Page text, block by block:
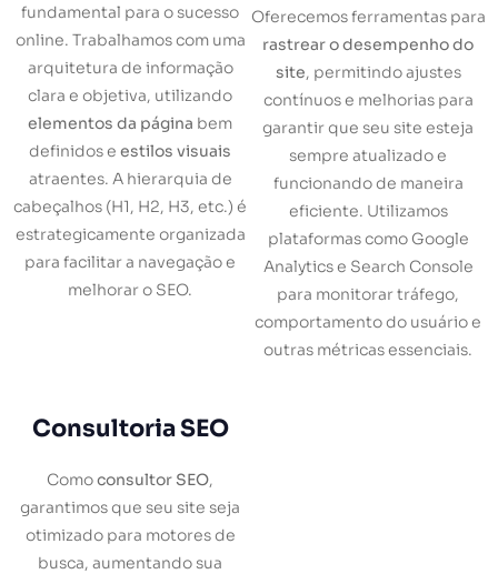
fundamental para o sucesso
online. Trabalhamos com uma
arquitetura de informação
clara e objetiva, utilizando
elementos da página bem
definidos e estilos visuais
atraentes. A hierarquia de
cabeçalhos (H1, H2, H3, etc.) é
estrategicamente organizada
para facilitar a navegação e
melhorar o SEO.
Oferecemos ferramentas para
rastrear o desempenho do
site, permitindo ajustes
contínuos e melhorias para
garantir que seu site esteja
sempre atualizado e
funcionando de maneira
eficiente. Utilizamos
plataformas como Google
Analytics e Search Console
para monitorar tráfego,
comportamento do usuário e
outras métricas essenciais.
Consultoria SEO
Comoconsultor SEO,
garantimos que seu site seja
otimizado para motores de
busca, aumentando sua